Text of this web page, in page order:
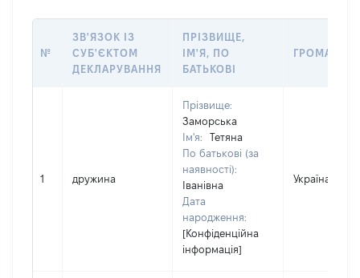
№
ЗВ'ЯЗОК ІЗ
СУБ'ЄКТОМ
ДЕКЛАРУВАННЯ
ПРІЗВИЩЕ,
ІМ'Я, ПО
БАТЬКОВІ
1 дружина
Прізвище:
Заморська
Ім'я:
Тетяна
По батькові (за
наявності):
Іванівна
Дата
народження:
[Конфіденційна
інформація]
Україна